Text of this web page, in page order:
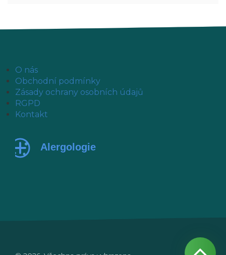
O nás
Obchodní podmínky
Zásady ochrany osobních údajů
RGPD
Kontakt